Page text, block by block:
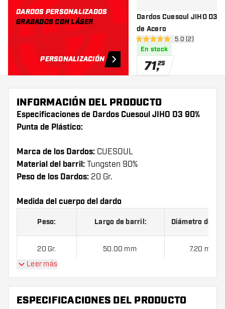
DARDOS PERSONALIZADOS
GRABADOS CON LÁSER
PERSONALIZACIÓN
Dardos Cuesoul JIHO D3
de Acero
abrir panel de
5 estrellas de puntuación
5.0 (2)
En stock
71,25
INFORMACIÓN DEL PRODUCTO
Especificaciones de Dardos Cuesoul JIHO D3 90%
Punta de Plástico:
Marca de los Dardos: CUESOUL
Material del barril: Tungsten 90%
Peso de los Dardos: 20 Gr.
Medida del cuerpo del dardo
Peso: Largo de barril: Diámetro de
20 Gr. 50.00 mm 7.20 mm
Dardos Cuesoul JIHO D3 90% Punta de Plástico
contienen:1 juego de dardos (3 cuerpos), 1 juego de
Leer más
ESPECIFICACIONES DEL PRODUCTO